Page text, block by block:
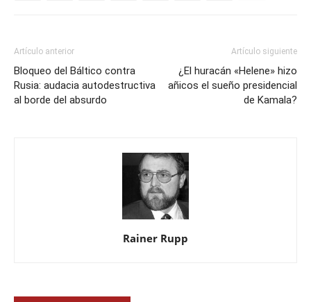
Artículo anterior
Bloqueo del Báltico contra
Rusia: audacia autodestructiva
al borde del absurdo
Artículo siguiente
¿El huracán «Helene» hizo
añicos el sueño presidencial
de Kamala?
Rainer Rupp